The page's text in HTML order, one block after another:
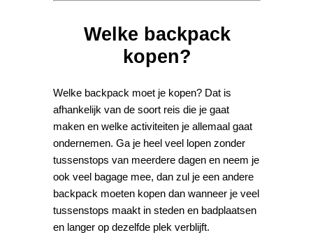
Welke backpack
kopen?
Welke backpack moet je kopen? Dat is
afhankelijk van de soort reis die je gaat
maken en welke activiteiten je allemaal gaat
ondernemen. Ga je heel veel lopen zonder
tussenstops van meerdere dagen en neem je
ook veel bagage mee, dan zul je een andere
backpack moeten kopen dan wanneer je veel
tussenstops maakt in steden en badplaatsen
en langer op dezelfde plek verblijft.